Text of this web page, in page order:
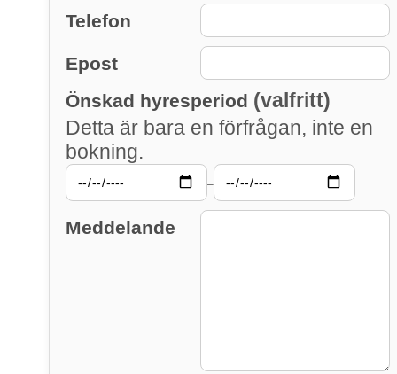
Telefon
Epost
Önskad hyresperiod (valfritt)
Detta är bara en förfrågan, inte en
bokning.
–
Meddelande